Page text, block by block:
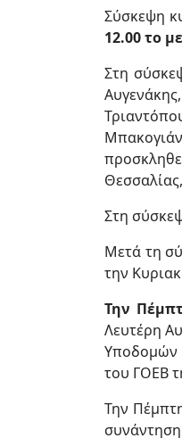
Σύσκεψη
12.00 το
Στη
Στη
Μετά τη
την
Την
Λευτέρη
Υποδομών
του ΓΟΕΒ
Την